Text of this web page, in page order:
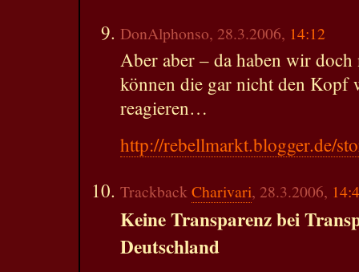
DonAlphonso, 28.3.2006, 14:12
Aber aber – da haben wir doch
können die gar nicht den Kopf
reagieren…
http://rebellmarkt.blogger.de/
TrackbackCharivari, 28.3.2006,
Keine Transparenz bei
Deutschland